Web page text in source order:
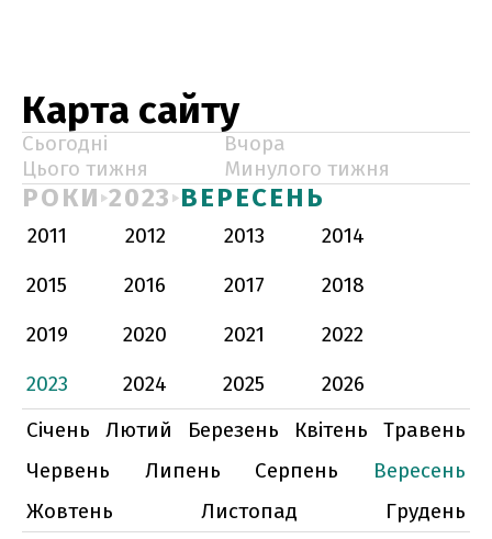
Карта сайту
Сьогодні
Вчора
Цього тижня
Минулого тижня
РОКИ 2023 ВЕРЕСЕНЬ
2011 2012 2013
2014
2015
2016 2017
2018
2019
2020 2021
2022
2023
2024 2025
2026
Січень
Лютий Березень Квітень
Травень
Червень
Липень Серпень
Вересень
Жовтень
Листопад
Грудень